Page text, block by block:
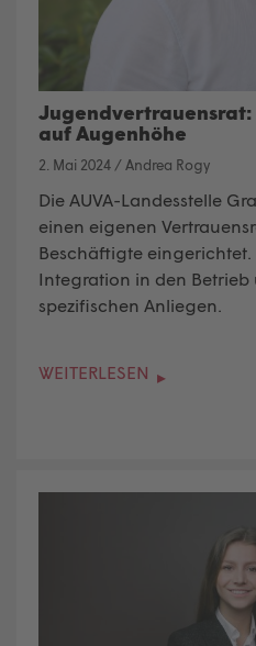
auf Augenhöhe
2. Mai 2024 /Andrea Rogy
Die AUVA-Landesstelle
einen eigenen
Beschäftigte eingerichtet.
Integration in den
spezifischen Anliegen.
WEITERLESEN